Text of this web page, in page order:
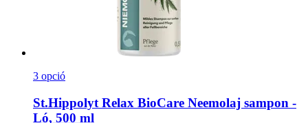
3 opció
St.Hippolyt Relax BioCare Neemolaj sampon -​
Ló, 500 ml